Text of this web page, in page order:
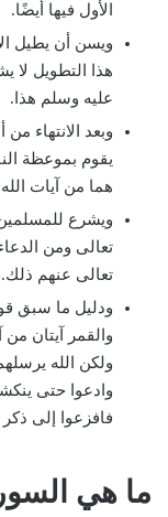
الأول فيها أيضًا.
ويسن أن يطيل
هذا التطويل لا
عليه وسلم هذا.
وبعد الانتهاء
يقوم بموعظة
هما من آيات
ويشرع
تعالى ومن
تعالى عنهم ذلك.
ودليل ما سبق
والقمر آيتان من
ولكن الله
وادعوا حتى
فافزعوا إلى ذكر
ما هي